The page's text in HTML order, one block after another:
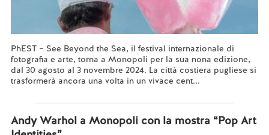
PhEST – See Beyond the Sea, il festival internazionale di
fotografia e arte, torna a Monopoli per la sua nona edizione,
dal 30 agosto al 3 novembre 2024. La città costiera pugliese si
trasformerà ancora una volta in un vivace cent...
Andy Warhol a Monopoli con la mostra “Pop Art